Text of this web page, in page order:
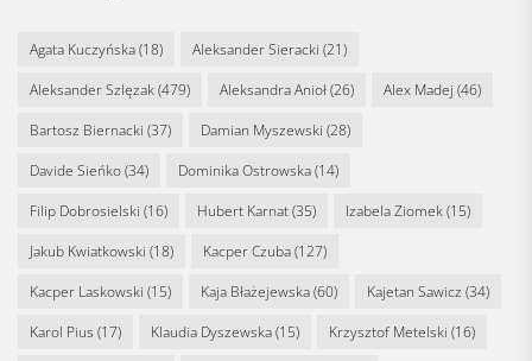
Agata Kuczyńska(18) Aleksander Sieracki (21)
Aleksander Szlęzak(479) Aleksandra Anioł(26) Alex Madej (46)
Bartosz Biernacki (37) Damian Myszewski (28)
Davide Sieńko(34) Dominika Ostrowska(14)
Filip Dobrosielski (16) Hubert Karnat(35) Izabela Ziomek(15)
Jakub Kwiatkowski (18) Kacper Czuba(127)
Kacper Laskowski (15) Kaja Błażejewska(60) Kajetan Sawicz (34)
Karol Pius (17) Klaudia Dyszewska(15) Krzysztof Metelski (16)